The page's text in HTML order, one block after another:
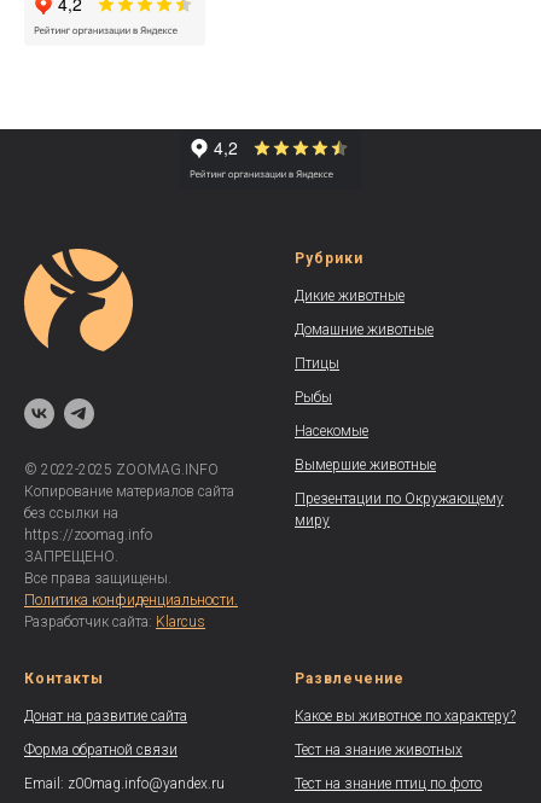
© 2022-2025 ZOOMAG.INFO
Копирование материалов сайта
без ссылки на
https://zoomag.info
ЗАПРЕЩЕНО.
Все права защищены.
Политика конфиденциальности.
Разработчик сайта: Klarcus
Рубрики
Дикие животные
Домашние животные
Птицы
Рыбы
Насекомые
Вымершие животные
Презентации по Окружающему
миру
Контакты
Донат на развитие сайта
Форма обратной связи
Email: z00mag.info@yandex.ru
Развлечение
Какое вы животное по характеру?
Тест на знание животных
Тест на знание птиц по фото